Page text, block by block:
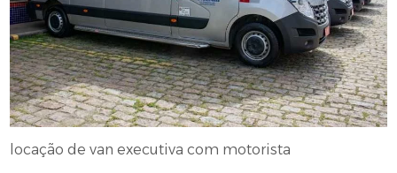
locação de van executiva com motorista